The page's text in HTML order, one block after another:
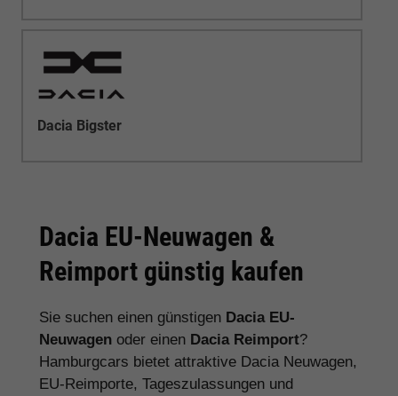
Dacia Bigster
Dacia EU-Neuwagen &
Reimport günstig kaufen
Sie suchen einen günstigen Dacia EU-
Neuwagen oder einen Dacia Reimport?
Hamburgcars bietet attraktive Dacia Neuwagen,
EU-Reimporte, Tageszulassungen und